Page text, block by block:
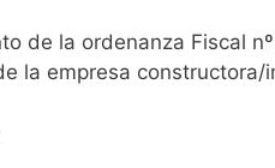
de la ordenanza Fiscal
la empresa